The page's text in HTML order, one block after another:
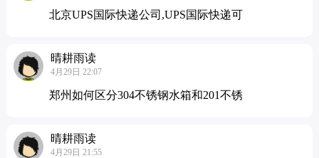
北京UPS国际快递公司,UPS国际快递可
晴耕雨读
4月29日 22:07
郑州如何区分304不锈钢水箱和201不锈
晴耕雨读
4月29日 21:55